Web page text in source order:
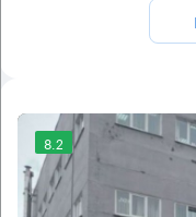
8.2